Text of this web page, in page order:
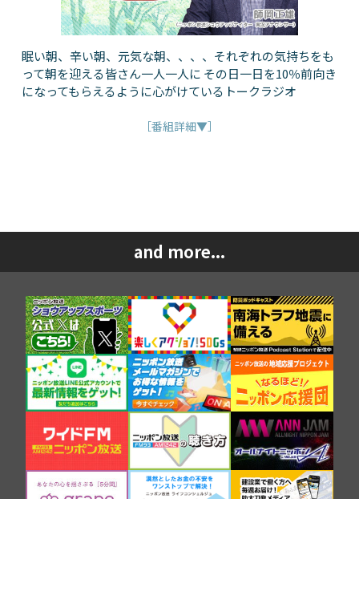
眠い朝、辛い朝、元気な朝、、、、それぞれの気持ちをも
って朝を迎える皆さん一人一人に その日一日を10％前向き
になってもらえるように心がけているトークラジオ
［番組詳細▼］
and more...